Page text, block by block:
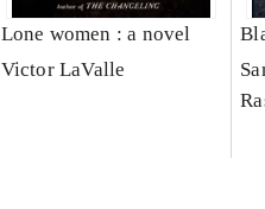
Lone women : a novel
Victor LaValle